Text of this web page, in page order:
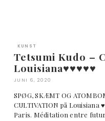
KUNST
Tetsumi Kudo –
Louisiana♥︎♥︎♥︎♥︎♥︎
JUNI 6, 2020
SPØG, SKÆMT OG
CULTIVATION på Louisiana
Paris. Méditation entre